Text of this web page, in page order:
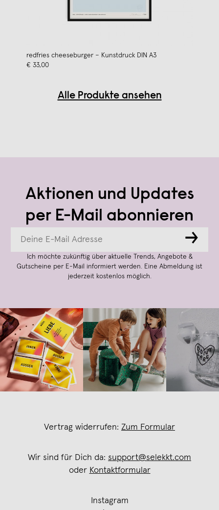
redfries cheeseburger – Kunstdruck DIN A3
€ 33,00
Alle Produkte ansehen
Aktionen und Updates
per E-Mail abonnieren
→
Ich möchte zukünftig über aktuelle Trends, Angebote &
Gutscheine per E-Mail informiert werden. Eine Abmeldung ist
jederzeit kostenlos möglich.
Vertrag widerrufen: Zum Formular
Wir sind für Dich da: support@selekkt.com
oder Kontaktformular
Instagram